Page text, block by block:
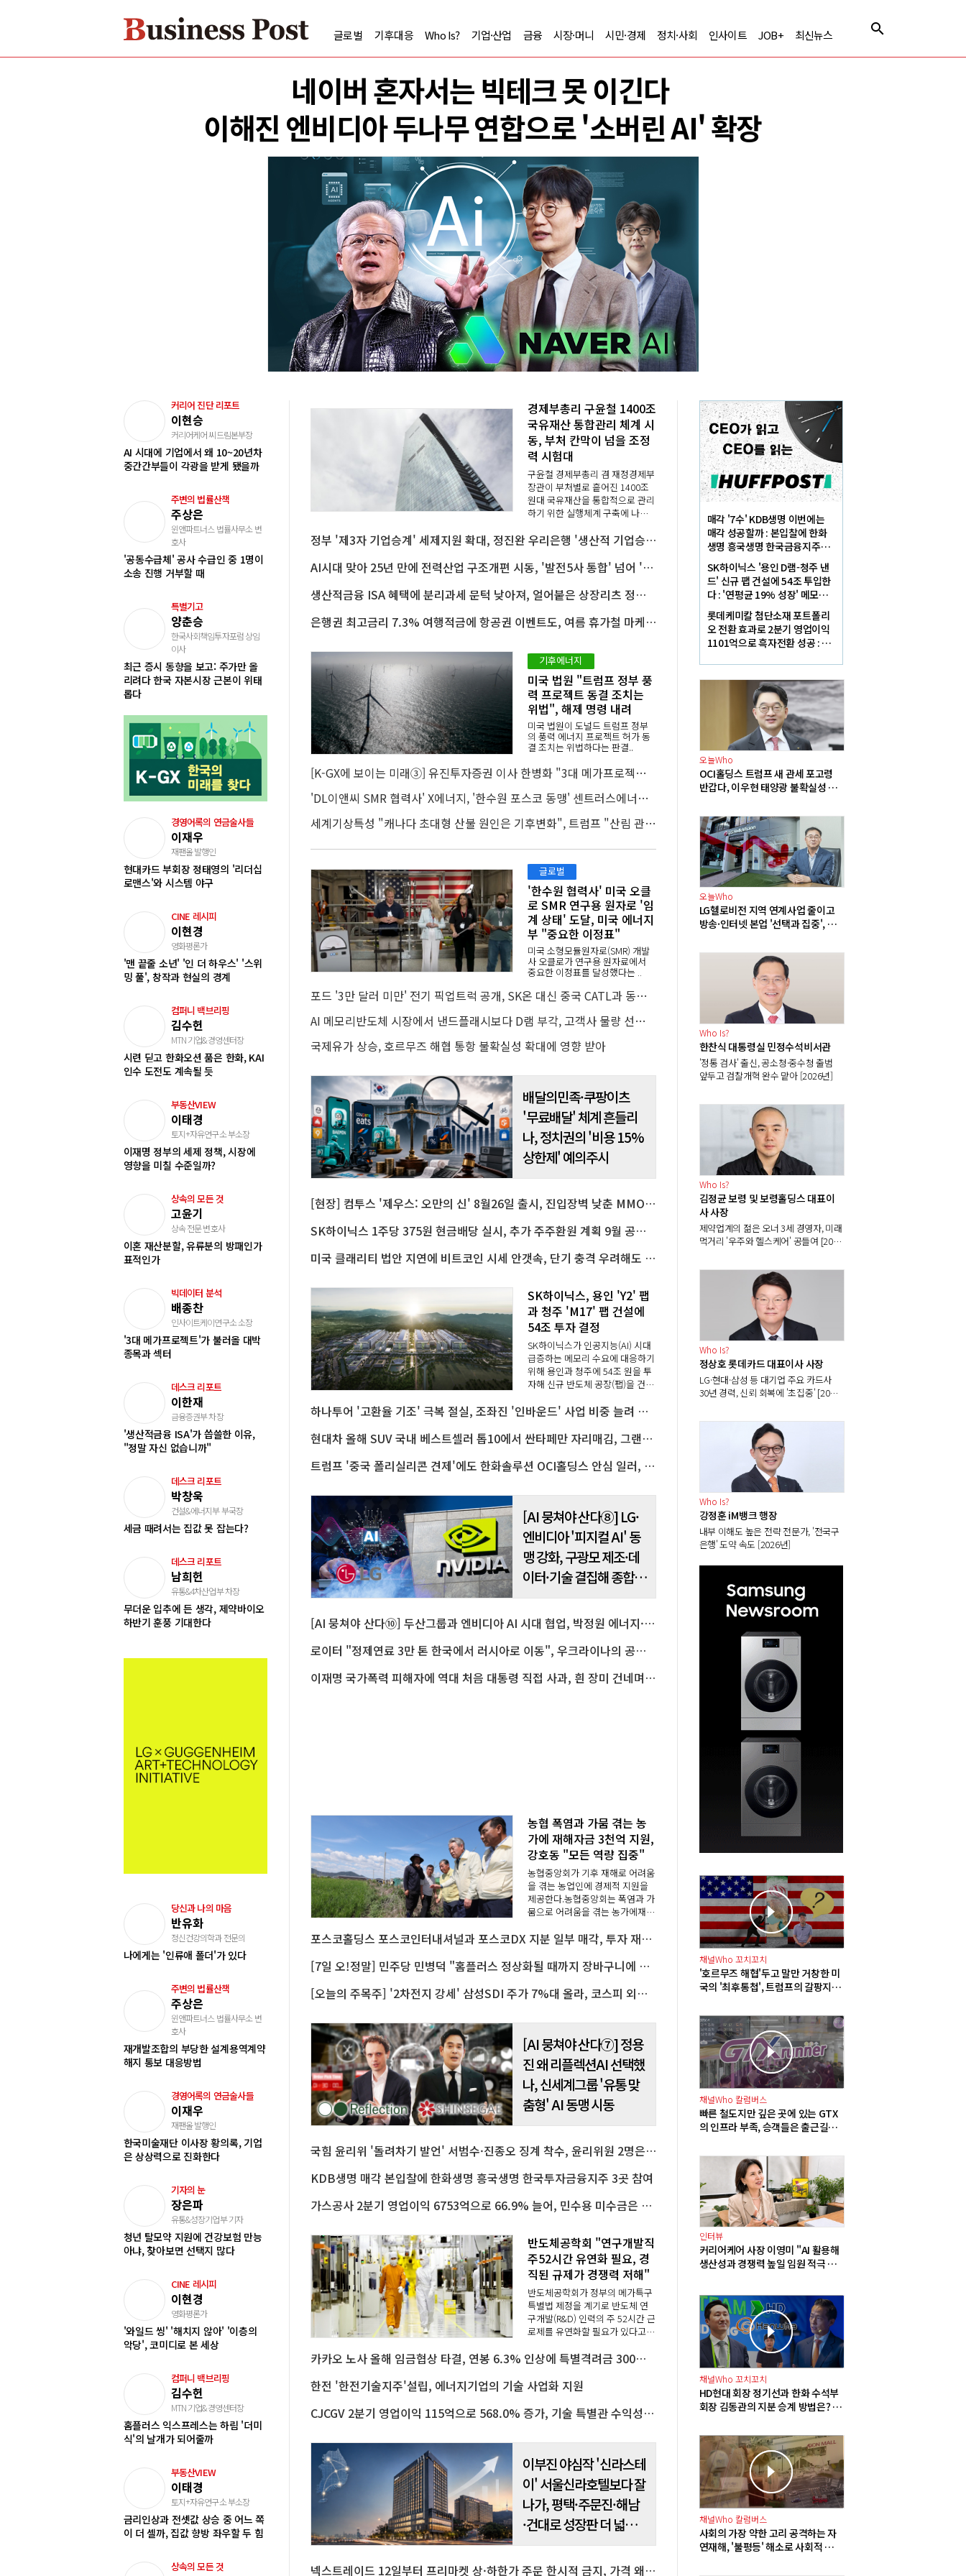
글로벌 기후대응 Who Is? 기업·산업 금융 시장·머니 시민·경제 정치·사회 인사이트 JOB+ 최신뉴스
네이버 혼자서는 빅테크 못 이긴다
이해진 엔비디아 두나무 연합으로 '소버린 AI' 확장
커리어 진단 리포트
이현승
커리어케어 씨드림본부장
AI 시대에 기업에서 왜 10~20년차
중간간부들이 각광을 받게 됐을까
주변의 법률산책
주상은
윈앤파트너스 법률사무소 변
호사
'공동수급체' 공사 수급인 중 1명이
소송 진행 거부할 때
특별기고
양춘승
한국사회책임투자포럼 상임
이사
최근 증시 동향을 보고: 주가만 올
리려다 한국 자본시장 근본이 위태
롭다
경영어록의 연금술사들
이재우
재팬올 발행인
현대카드 부회장 정태영의 '리더십
로맨스'와 시스템 야구
CINE 레시피
이현경
영화평론가
'맨 끝줄 소년' '인 더 하우스' '스위
밍 풀', 창작과 현실의 경계
컴퍼니 백브리핑
김수헌
MTN 기업&경영센터장
시련 딛고 한화오션 품은 한화, KAI
인수 도전도 계속될 듯
부동산VIEW
이태경
토지+자유연구소 부소장
이재명 정부의 세제 정책, 시장에
영향을 미칠 수준일까?
상속의 모든 것
고윤기
상속 전문 변호사
이혼 재산분할, 유류분의 방패인가
표적인가
빅데이터 분석
배종찬
인사이트케이연구소 소장
'3대 메가프로젝트'가 불러올 대박
종목과 섹터
데스크 리포트
이한재
금융증권부 차장
'생산적금융 ISA'가 씁쓸한 이유,
"정말 자신 없습니까"
데스크 리포트
박창욱
건설&에너지부 부국장
세금 때려서는 집값 못 잡는다?
데스크 리포트
남희헌
유통&4차산업부 차장
무더운 입추에 든 생각, 제약바이오
하반기 훈풍 기대한다
당신과 나의 마음
반유화
정신건강의학과 전문의
나에게는 '인류애 폴더'가 있다
주변의 법률산책
주상은
윈앤파트너스 법률사무소 변
호사
재개발조합의 부당한 설계용역계약
해지 통보 대응방법
경영어록의 연금술사들
이재우
재팬올 발행인
한국미술재단 이사장 황의록, 기업
은 상상력으로 진화한다
기자의 눈
장은파
유통&성장기업부 기자
청년 탈모약 지원에 건강보험 만능
아냐, 찾아보면 선택지 많다
CINE 레시피
이현경
영화평론가
'와일드 씽' '해치지 않아' '이층의
악당', 코미디로 본 세상
컴퍼니 백브리핑
김수헌
MTN 기업&경영센터장
홈플러스 익스프레스는 하림 '더미
식'의 날개가 되어줄까
부동산VIEW
이태경
토지+자유연구소 부소장
금리인상과 전셋값 상승 중 어느 쪽
이 더 셀까, 집값 향방 좌우할 두 힘
상속의 모든 것
경제부총리 구윤철 1400조
국유재산 통합관리 체계 시
동, 부처 칸막이 넘을 조정
력 시험대
구윤철 경제부총리 겸 재정경제부
장관이 부처별로 흩어진 1400조
원대 국유재산을 통합적으로 관리
하기 위한 실행체계 구축에 나섰
순한 보존 대상에서 적극적으로
고 국가자산기..
정부 '제3자 기업승계' 세제지원 확대, 정진완 우리은행 '생산적 기업승계' 지원 체계 힘 받는다
AI시대 맞아 25년 만에 전력산업 구조개편 시동, '발전5사 통합' 넘어 '한전 지주사' 재편론도
생산적금융 ISA 혜택에 분리과세 문턱 낮아져, 얼어붙은 상장리츠 정책 호재로 볕드나
은행권 최고금리 7.3% 여행적금에 항공권 이벤트도, 여름 휴가철 마케팅 경쟁 '활활'
기후에너지
미국 법원 "트럼프 정부 풍
력 프로젝트 동결 조치는
위법", 해제 명령 내려
미국 법원이 도널드 트럼프 정부
의 풍력 에너지 프로젝트 허가 동
결 조치는 위법하다는 판결..
[K-GX에 보이는 미래③] 유진투자증권 이사 한병화 "3대 메가프로젝트 재생에너지만으로 충분, 원전 확충 근거 부족"
'DL이앤씨 SMR 협력사' X에너지, '한수원 포스코 동맹' 센트러스에너지와 우라늄 계약 체결
세계기상특성 "캐나다 초대형 산불 원인은 기후변화", 트럼프 "산림 관리 미흡" 주장에 반론
글로벌
'한수원 협력사' 미국 오클
로 SMR 연구용 원자로 '임
계 상태' 도달, 미국 에너지
부 "중요한 이정표"
미국 소형모듈원자로(SMR) 개발
사 오클로가 연구용 원자료에서
중요한 이정표를 달성했다는 ..
포드 '3만 달러 미만' 전기 픽업트럭 공개, SK온 대신 중국 CATL과 동맹 전략 시험대
AI 메모리반도체 시장에서 낸드플래시보다 D램 부각, 고객사 물량 선점 수요의 '우선순위'
국제유가 상승, 호르무즈 해협 통항 불확실성 확대에 영향 받아
배달의민족·쿠팡이츠
'무료배달' 체계 흔들리
나, 정치권의 '비용 15%
상한제' 예의주시
[현장] 컴투스 '제우스: 오만의 신' 8월26일 출시, 진입장벽 낮춘 MMORPG 내걸어
SK하이닉스 1주당 375원 현금배당 실시, 추가 주주환원 계획 9월 공개 예정
미국 클래리티 법안 지연에 비트코인 시세 안갯속, 단기 충격 우려해도 성장 기대감은 여전
SK하이닉스, 용인 'Y2' 팹
과 청주 'M17' 팹 건설에
54조 투자 결정
SK하이닉스가 인공지능(AI) 시대
급증하는 메모리 수요에 대응하기
위해 용인과 청주에 54조 원을 투
자해 신규 반도체 공장(팹)을 건설
의를 통해 용인 'Y2' 팹과 청주
..
하나투어 '고환율 기조' 극복 절실, 조좌진 '인바운드' 사업 비중 늘려 답 찾는다
현대차 올해 SUV 국내 베스트셀러 톱10에서 싼타페만 자리매김, 그랜저·아반떼 '세단 쌍끌이'로 내수 방어
트럼프 '중국 폴리실리콘 견제'에도 한화솔루션 OCI홀딩스 안심 일러, 관세정책 뒤바뀔지 촉각
[AI 뭉쳐야 산다⑧] LG·
엔비디아 '피지컬 AI' 동
맹 강화, 구광모 제조·데
이터·기술 결집해 종합
로보틱스 기업으로
[AI 뭉쳐야 산다⑩] 두산그룹과 엔비디아 AI 시대 협업, 박정원 에너지·로보틱스·반도체 소재 아우르다
로이터 "정제연료 3만 톤 한국에서 러시아로 이동", 우크라이나의 공격에 수요 늘어
이재명 국가폭력 피해자에 역대 처음 대통령 직접 사과, 흰 장미 건네며 "책임엔 유효기간 없다"
농협 폭염과 가뭄 겪는 농
가에 재해자금 3천억 지원,
강호동 "모든 역량 집중"
농협중앙회가 기후 재해로 어려움
을 겪는 농업인에 경제적 지원을
제공한다.농협중앙회는 폭염과 가
뭄으로 어려움을 겪는 농가에재해
범농협 차원의 종합 지원대책을
추진한다고 7일 밝혔다.강호동 농
협중앙회장은 이날..
포스코홀딩스 포스코인터내셔널과 포스코DX 지분 일부 매각, 투자 재원 2조5천억 확보
[7일 오!정말] 민주당 민병덕 "홈플러스 정상화될 때까지 장바구니에 홈플러스 담아달라"
[오늘의 주목주] '2차전지 강세' 삼성SDI 주가 7%대 올라, 코스피 외국인 매도세에 6250선 약보합 마감
[AI 뭉쳐야 산다⑦] 정용
진 왜 리플렉션AI 선택했
나, 신세계그룹 '유통 맞
춤형' AI 동맹 시동
국힘 윤리위 '돌려차기 발언' 서범수·진종오 징계 착수, 윤리위원 2명은 사퇴
KDB생명 매각 본입찰에 한화생명 흥국생명 한국투자금융지주 3곳 참여
가스공사 2분기 영업이익 6753억으로 66.9% 늘어, 민수용 미수금은 13.5조
반도체공학회 "연구개발직
주52시간 유연화 필요, 경
직된 규제가 경쟁력 저해"
반도체공학회가 정부의 메가특구
특별법 제정을 계기로 반도체 연
구개발(R&D) 인력의 주 52시간 근
로제를 유연화할 필요가 있다고
간 규제가 국가 핵심 산업인 반도
돌이 되고 있다는 ..
카카오 노사 올해 임금협상 타결, 연봉 6.3% 인상에 특별격려금 300만 원
한전 '한전기술지주'설립, 에너지기업의 기술 사업화 지원
CJCGV 2분기 영업이익 115억으로 568.0% 증가, 기술 특별관 수익성 개선
이부진 야심작 '신라스테
이' 서울신라호텔보다 잘
나가, 평택·주문진·해남
·건대로 성장판 더 넓힌
다
넥스트레이드 12일부터 프리마켓 상·하한가 주문 한시적 금지, 가격 왜곡 논란 대응
매각 '7수' KDB생명 이번에는
매각 성공할까 : 본입찰에 한화
생명 흥국생명 한국금융지주가
최종 인수제안서 냈다
SK하이닉스 '용인 D램-청주 낸
드' 신규 팹 건설에 54조 투입한
다 : '연평균 19% 성장' 메모리
수요 대응해 AI 인프라 시장 핵
심플레이어로
롯데케미칼 첨단소재 포트폴리
오 전환 효과로 2분기 영업이익
1101억으로 흑자전환 성공 : 대
오늘Who
OCI홀딩스 트럼프 새 관세 포고령
반갑다, 이우현 태양광 불확실성 해
오늘Who
LG헬로비전 지역 연계사업 줄이고
방송·인터넷 본업 '선택과 집중', 송
Who Is?
한찬식 대통령실 민정수석비서관
'정통 검사' 출신, 공소청·중수청 출범
앞두고 검찰개혁 완수 맡아 [2026년]
Who Is?
김정균 보령 및 보령홀딩스 대표이
사 사장
제약업계의 젊은 오너 3세 경영자, 미래
먹거리 '우주와 헬스케어' 공들여 [2026
Who Is?
정상호 롯데카드 대표이사 사장
LG·현대·삼성 등 대기업 주요 카드사
30년 경력, 신뢰 회복에 '초집중' [2026
Who Is?
강정훈 iM뱅크 행장
내부 이해도 높은 전략 전문가, '전국구
은행' 도약 속도 [2026년]
채널Who 꼬치꼬치
'호르무즈 해협'두고 말만 거창한 미
국의 '최후통첩', 트럼프의 갈팡지팡
채널Who 칼럼버스
빠른 철도지만 깊은 곳에 있는 GTX
의 인프라 부족, 승객들은 출근길부
인터뷰
커리어케어 사장 이영미 "AI 활용해
생산성과 경쟁력 높일 임원 적극 영
채널Who 꼬치꼬치
HD현대 회장 정기선과 한화 수석부
회장 김동관의 지분 승계 방법은? 배
병
채널Who 칼럼버스
사회의 가장 약한 고리 공격하는 자
연재해, '불평등' 해소로 사회적 재